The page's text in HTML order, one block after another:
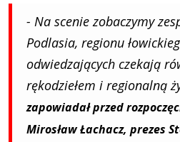
- Na scenie zobaczymy
Podlasia, regionu
odwiedzających czekają
rękodziełem i regionalną
zapowiadał przed
Mirosław Łachacz, prezes